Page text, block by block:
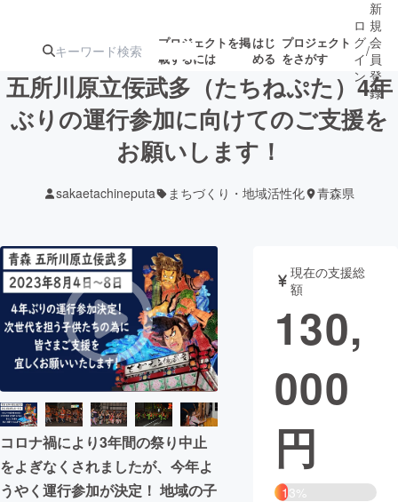
プロジェクトを掲
載するには
はじ
める
プロジェクト
をさがす
注目のリ 注目の新着プロ
ジェクト
募集終了が近いプ
ロジェクト
テクノロジー・ガジェット
映像・映画 書籍・雑誌
ビジネス・起業 チャレンジ
まちづくり・地域活性化
CAMPFIRE for Social Good CAMPFIRE Creation
ロ
グ
イ
ン
/
新
規
会
員
登
録
五所川原立佞武多（たちねぷた）4年
ぶりの運行参加に向けてのご支援を
お願いします！
sakaetachineputa まちづくり・地域活性化 青森県
コロナ禍により3年間の祭り中止
をよぎなくされましたが、今年よ
うやく運行参加が決定！ 地域の子
現在の支援総
額
130,
000
円
13%